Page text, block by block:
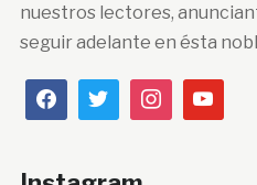
nuestros lectores,
seguir adelante en ésta